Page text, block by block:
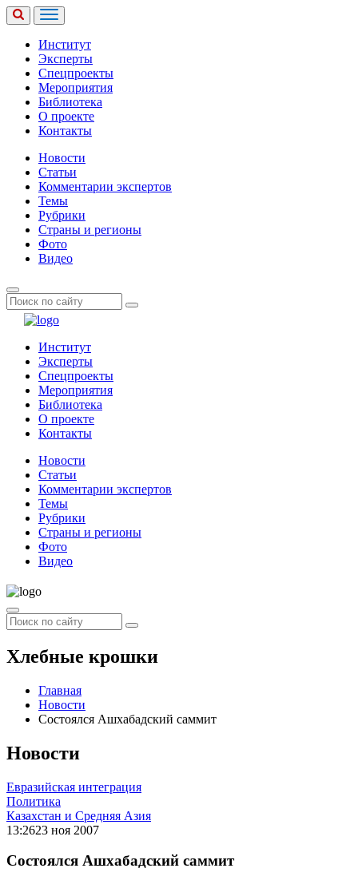
Институт
Эксперты
Спецпроекты
Мероприятия
Библиотека
О проекте
Контакты
Новости
Статьи
Комментарии экспертов
Темы
Рубрики
Страны и регионы
Фото
Видео
Институт
Эксперты
Спецпроекты
Мероприятия
Библиотека
О проекте
Контакты
Новости
Статьи
Комментарии экспертов
Темы
Рубрики
Страны и регионы
Фото
Видео
Хлебные крошки
Главная
Новости
Состоялся Ашхабадский саммит
Новости
Евразийская интеграция
Политика
Казахстан и Средняя Азия
13:2623 ноя 2007
Состоялся Ашхабадский саммит